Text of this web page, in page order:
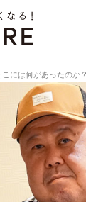
には何があったのか